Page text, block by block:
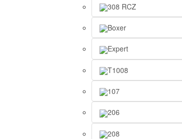
308 RCZ
Boxer
Expert
T1008
107
206
208